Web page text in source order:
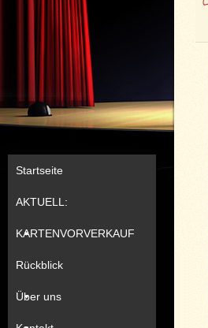
Startseite
AKTUELL:
KARTENVORVERKAUF
Rückblick
Über uns